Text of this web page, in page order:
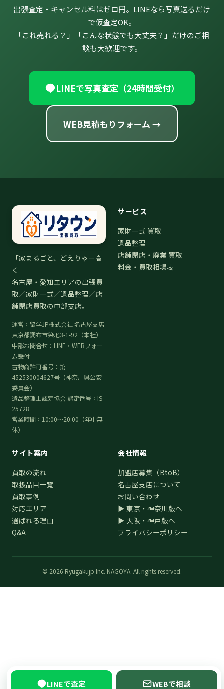
出張査定・キャンセル料はゼロ円。LINEなら写真送るだけ
で仮査定OK。
「これ売れる？」「こんな状態でも大丈夫？」だけのご相
談も大歓迎です。
LINEで写真査定（24時間受付）
WEB見積もりフォーム →
「家まるごと、どえりゃー高
く」
名古屋・愛知エリアの出張買
取／家財一式／遺品整理／店
舗閉店買取の中部支店。
運営：留学JP株式会社 名古屋支店
東京都調布市染地3-1-92（本社）
中部お問合せ：LINE・WEBフォー
ム受付
古物商許可番号：第
452530004627号（神奈川県公安
委員会）
遺品整理士認定協会 認定番号：IS-
25728
営業時間：10:00〜20:00（年中無
休）
サービス
家財一式 買取
遺品整理
店舗閉店・廃業 買取
料金・買取相場表
サイト案内
買取の流れ
取扱品目一覧
買取事例
対応エリア
選ばれる理由
Q&A
会社情報
加盟店募集（BtoB）
名古屋支店について
お問い合わせ
▶ 東京・神奈川版へ
▶ 大阪・神戸版へ
プライバシーポリシー
© 2026 Ryugakujp Inc. NAGOYA. All rights reserved.
LINEで査定 WEBで相談